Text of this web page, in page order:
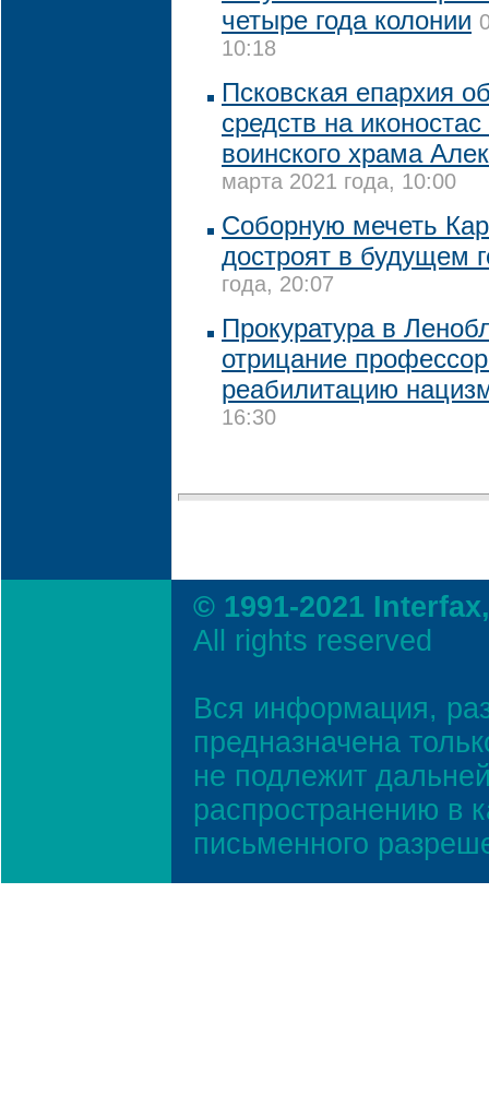
четыре года колонии
10:18
Псковская епархия
средств на
воинского храма
марта 2021 года, 10:00
Соборную мечеть
достроят в будущем
года, 20:07
Прокуратура в
отрицание
реабилитацию
16:30
© 1991-2021
All rights reserved
Вся информация,
предназначена
не подлежит
распространению в
письменного